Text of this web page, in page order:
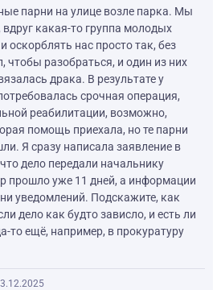
парни на улице возле парка. Мы
какая-то группа молодых
оскорблять нас просто так, без
разобраться, и один из них
драка. В результате у
срочная операция,
реабилитации, возможно,
помощь приехала, но те парни
Я сразу написала заявление в
дело передали начальнику
прошло уже 11 дней, а информации
уведомлений. Подскажите, как
дело как будто зависло, и есть ли
то ещё, например, в прокуратуру